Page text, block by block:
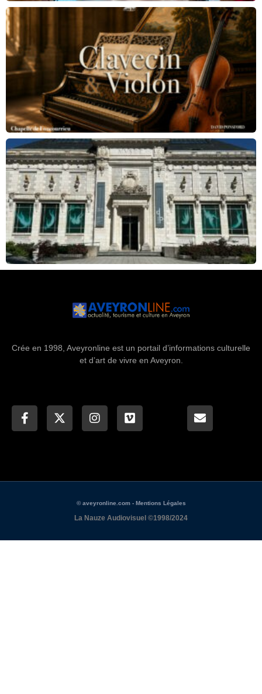
Crée en 1998, Aveyronline est un portail d’informations culturelle
et d’art de vivre en Aveyron.
© aveyronline.com - Mentions Légales
La Nauze Audiovisuel ©1998/2024